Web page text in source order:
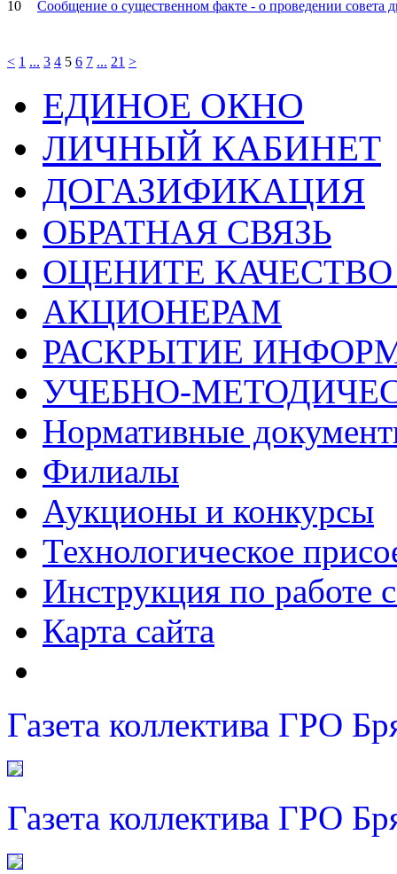
10 Сообщение о существенном факте - о проведении совета
< 1 ... 3 4 5 6 7 ... 21 >
ЕДИНОЕ ОКНО
ЛИЧНЫЙ КАБИНЕТ
ДОГАЗИФИКАЦИЯ
ОБРАТНАЯ СВЯЗЬ
ОЦЕНИТЕ
АКЦИОНЕРАМ
РАСКРЫТИЕ
УЧЕБНО-
Нормативные
Филиалы
Аукционы и конкурсы
Технологическое
Инструкция по работе
Карта сайта
Газета коллектива ГРО
Газета коллектива ГРО